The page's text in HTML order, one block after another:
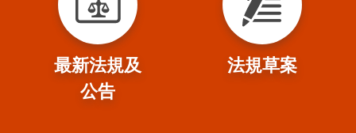
最新法規及
公告
法規草案